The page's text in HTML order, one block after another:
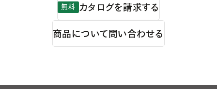
無料 カタログを請求する
商品について問い合わせる